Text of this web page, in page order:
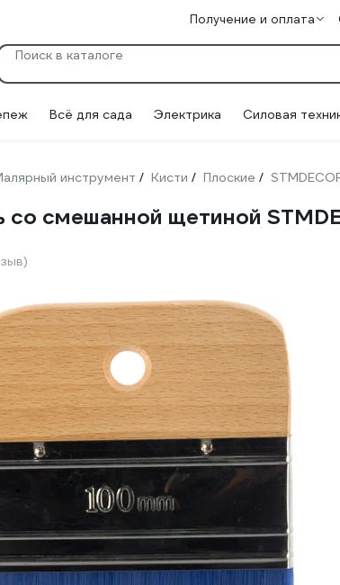
Получение и оплата
Всё для сада Электрика Силовая
инструмент / Кисти / Плоские /
со смешанной щетиной